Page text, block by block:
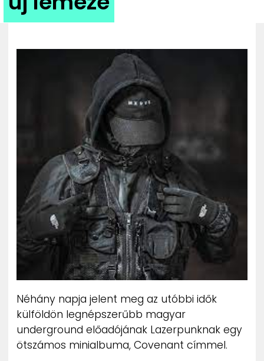
ZENE
IMPRESSZUM
PR-ARCHÍVUM
ADATKEZELÉSI TÁJÉKOZTATÓ
Néhány napja jelent meg az utóbbi idők
külföldön legnépszerűbb magyar
underground előadójának Lazerpunknak egy
ötszámos minialbuma, Covenant címmel.